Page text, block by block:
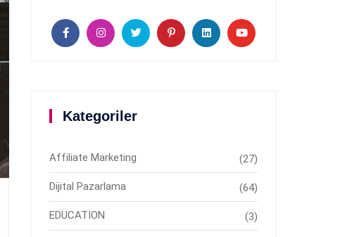
Kategoriler
Affiliate Marketing (27)
Dijital Pazarlama (64)
EDUCATION (3)